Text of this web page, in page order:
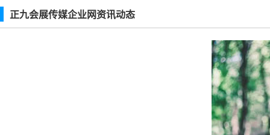
正九会展传媒企业网资讯动态